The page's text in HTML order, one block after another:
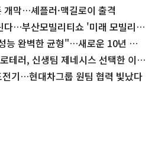
막…셰플러·맥길로이 출격
다…부산모빌리티쇼 '미래 모빌리티
능 완벽한 균형"…새로운 10년 선
테러, 신생팀 제네시스 선택한 이유
기…현대차그룹 원팀 협력 빛났다